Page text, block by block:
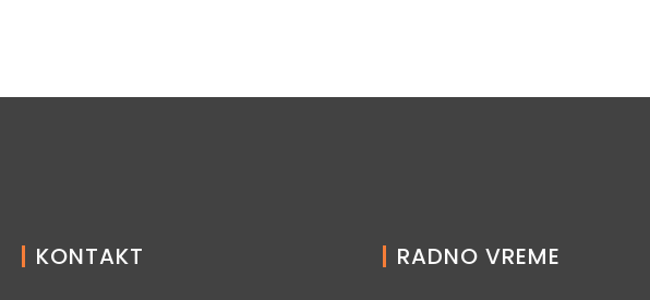
KONTAKT RADNO VREME